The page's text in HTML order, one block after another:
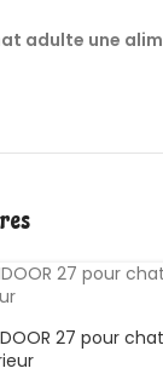
adulte une
27 pour